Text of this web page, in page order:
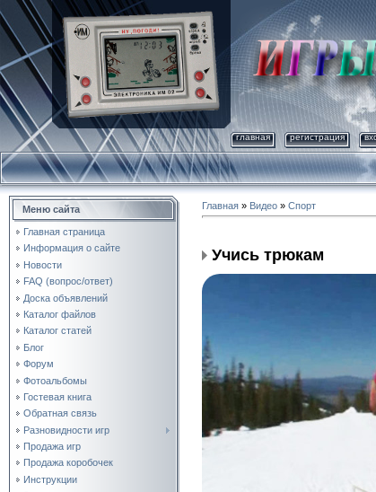
главная регистрация
Меню сайта
Главная страница
Информация о сайте
Новости
FAQ (вопрос/ответ)
Доска объявлений
Каталог файлов
Каталог статей
Блог
Форум
Фотоальбомы
Гостевая книга
Обратная связь
Разновидности игр
Продажа игр
Продажа коробочек
Инструкции
Главная » Видео » Спорт
Учись трюкам